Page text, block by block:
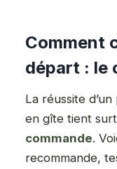
Comment
départ : le
La réussite
en gîte tient
commande.
recommande,